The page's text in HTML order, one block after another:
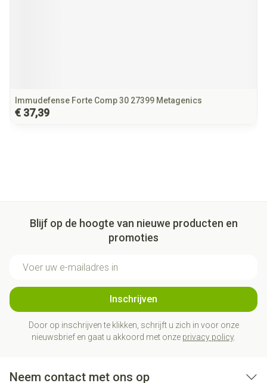
Immudefense Forte Comp 30 27399 Metagenics
€ 37,39
Blijf op de hoogte van nieuwe producten en
promoties
Inschrijven
Door op inschrijven te klikken, schrijft u zich in voor onze
nieuwsbrief en gaat u akkoord met onze privacy policy.
Neem contact met ons op